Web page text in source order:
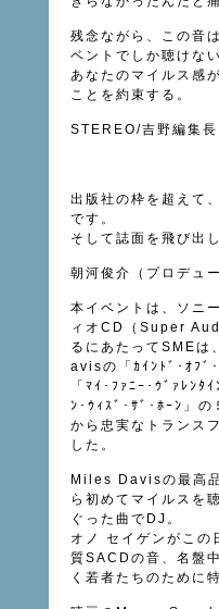
残念ながら、この音
ベントでしか聴けな
あなたのマイルス感
ことを約束する。
STEREO/吉野編集長
出版社の枠を超えて
です。
そして誌面を飛び出
朝河俊介（プロデュ
本イベントは、ソニ
ィオCD（Super
るにあたってSME
avisの「ｶｲﾝﾄﾞ･ｵﾌﾞ
「ﾏｲ･ﾌｧﾆｰ･ｳﾞｧﾚﾝﾀ
ﾝ･ｳｨｽﾞ･ｻﾞ･ﾎｰﾝ」の
から忠実なトランス
した。
Miles Davisの最高
ら初めてマイルスを
ぐった曲でDJ。
オノ セイゲンがこ
質SACDの音、名盤
く若者たちのために